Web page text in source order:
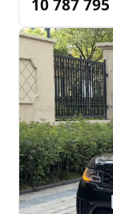
10 787 795